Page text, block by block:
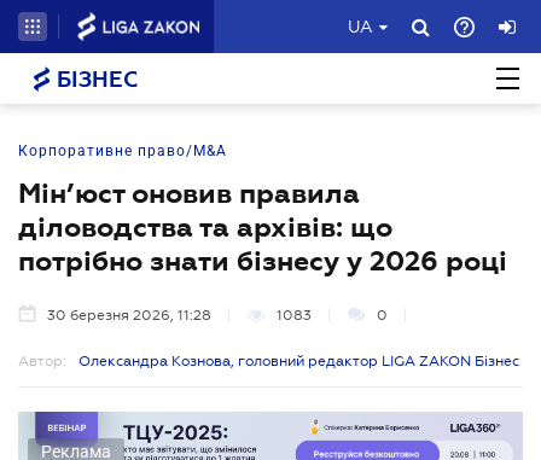
UA
БІЗНЕС
Корпоративне право/M&A
Мін’юст оновив правила
діловодства та архівів: що
потрібно знати бізнесу у 2026 році
30 березня 2026, 11:28 1083 0
Автор: Олександра Кознова, головний редактор LIGA ZAKON Бізнес
Реклама